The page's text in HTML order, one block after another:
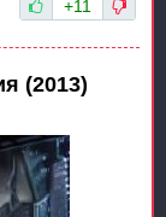
+11
(2013)